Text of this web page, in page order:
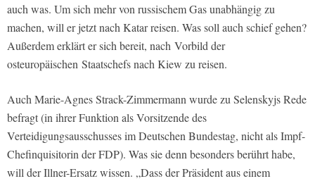
auch was. Um sich mehr von russischem Gas unabhängig zu
machen, will er jetzt nach Katar reisen. Was soll auch schief gehen?
Außerdem erklärt er sich bereit, nach Vorbild der
osteuropäischen Staatschefs nach Kiew zu reisen.
Auch Marie-Agnes Strack-Zimmermann wurde zu Selenskyjs Rede
befragt (in ihrer Funktion als Vorsitzende des
Verteidigungsausschusses im Deutschen Bundestag, nicht als Impf-
Chefinquisitorin der FDP). Was sie denn besonders berührt habe,
will der Illner-Ersatz wissen. „Dass der Präsident aus einem